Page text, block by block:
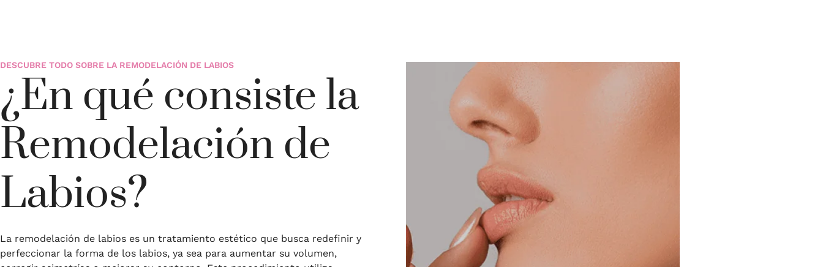
DESCUBRE TODO SOBRE LA REMODELACIÓN DE LABIOS
¿En qué consiste la
Remodelación de
Labios?
La remodelación de labios es un tratamiento estético que busca redefinir y
perfeccionar la forma de los labios, ya sea para aumentar su volumen,